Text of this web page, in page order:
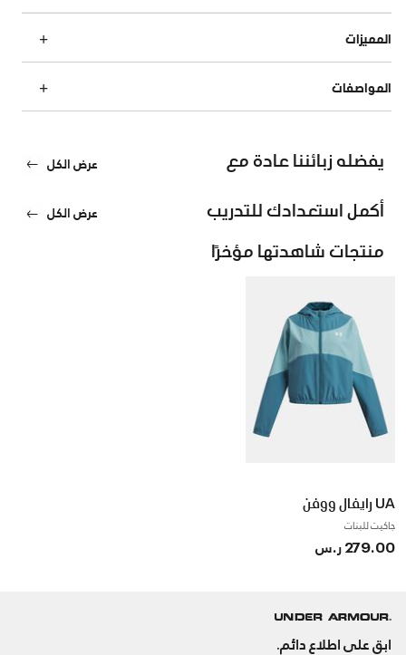
المميزات
المواصفات
يفضله زبائننا عادة مع عرض الكل
أكمل استعدادك للتدريب عرض الكل
منتجات شاهدتها مؤخرًا
UA رايفال ووفن
جاكيت للبنات
279.00 ر.س
ابق على اطلاع دائم.